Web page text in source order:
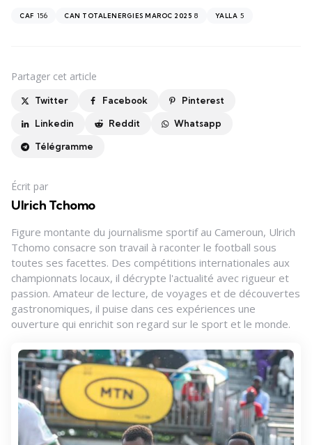
CAF 156 CAN TOTALENERGIES MAROC 2025 8 YALLA 5
Partager cet article
Twitter Facebook Pinterest
Linkedin Reddit Whatsapp
Télégramme
Écrit par
Ulrich Tchomo
Figure montante du journalisme sportif au Cameroun, Ulrich
Tchomo consacre son travail à raconter le football sous
toutes ses facettes. Des compétitions internationales aux
championnats locaux, il décrypte l'actualité avec rigueur et
passion. Amateur de lecture, de voyages et de découvertes
gastronomiques, il puise dans ces expériences une
ouverture qui enrichit son regard sur le sport et le monde.